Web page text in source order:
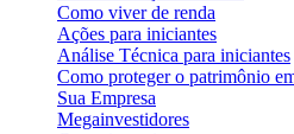
Como viver de renda
Ações para iniciantes
Análise Técnica para iniciantes
Como proteger o patrimônio
Sua Empresa
Megainvestidores